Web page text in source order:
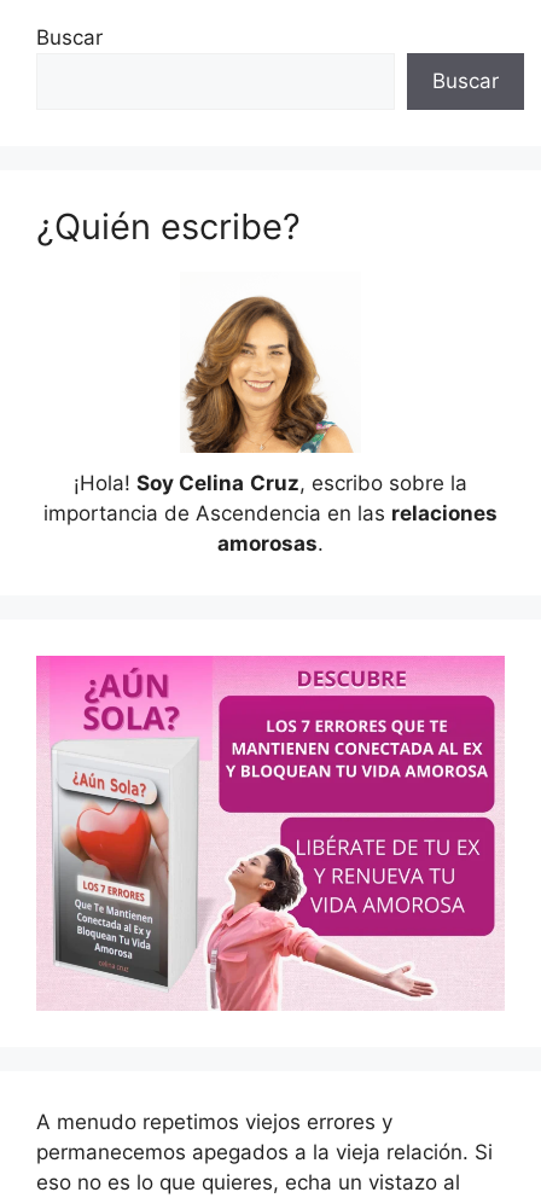
Buscar
Buscar
¿Quién escribe?
¡Hola! Soy Celina Cruz, escribo sobre la
importancia de Ascendencia en las relaciones
amorosas.
A menudo repetimos viejos errores y
permanecemos apegados a la vieja relación. Si
eso no es lo que quieres, echa un vistazo al